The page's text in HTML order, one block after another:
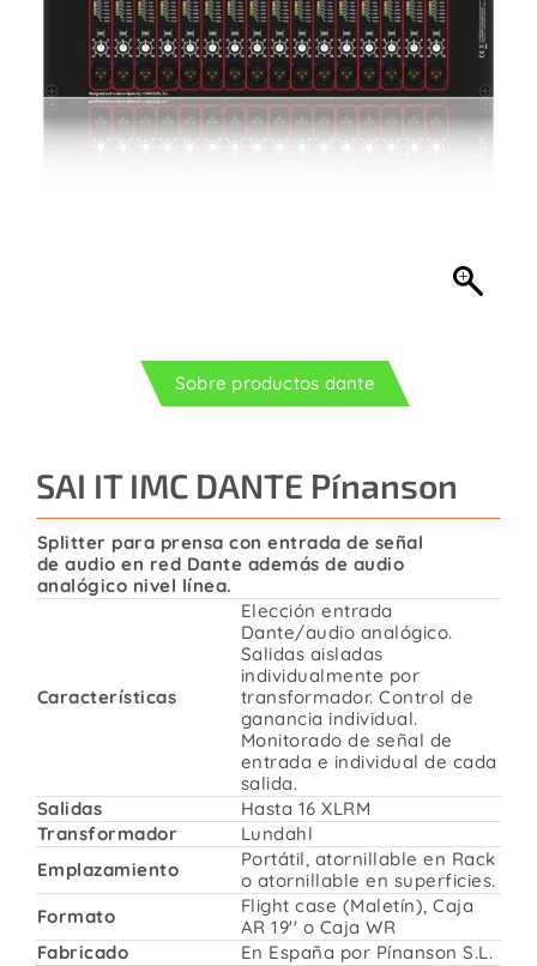
Contacto
sobre productos dante
SAI IT IMC DANTE Pínanson
Splitter para prensa con entrada de señal
de audio en red Dante además de audio
analógico nivel línea.
Características
Elección entrada
Dante/audio analógico.
Salidas aisladas
individualmente por
transformador. Control de
ganancia individual.
Monitorado de señal de
entrada e individual de cada
salida.
Salidas
Hasta 16 XLRM
Transformador
Lundahl
Emplazamiento
Portátil, atornillable en Rack
o atornillable en superficies.
Formato
Flight case (Maletín), Caja
AR 19'' o Caja WR
Fabricado
En España por Pínanson S.L.